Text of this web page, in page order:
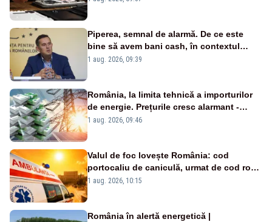
Piperea, semnal de alarmă. De ce este
bine să avem bani cash, în contextul
alertei energetice?
1 aug. 2026, 09:39
România, la limita tehnică a importurilor
de energie. Prețurile cresc alarmant -
Analiză Realitatea Plus
1 aug. 2026, 09:46
Valul de foc lovește România: cod
portocaliu de caniculă, urmat de cod roșu
duminică. Temperaturile urcă spre 40°C
1 aug. 2026, 10:15
România în alertă energetică |